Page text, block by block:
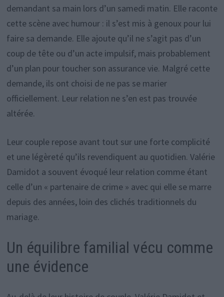
demandant sa main lors d’un samedi matin. Elle raconte
cette scène avec humour : il s’est mis à genoux pour lui
faire sa demande. Elle ajoute qu’il ne s’agit pas d’un
coup de tête ou d’un acte impulsif, mais probablement
d’un plan pour toucher son assurance vie. Malgré cette
demande, ils ont choisi de ne pas se marier
officiellement. Leur relation ne s’en est pas trouvée
altérée.
Leur couple repose avant tout sur une forte complicité
et une légèreté qu’ils revendiquent au quotidien. Valérie
Damidot a souvent évoqué leur relation comme étant
celle d’un « partenaire de crime » avec qui elle se marre
depuis des années, loin des clichés traditionnels du
mariage.
Un équilibre familial vécu comme
une évidence